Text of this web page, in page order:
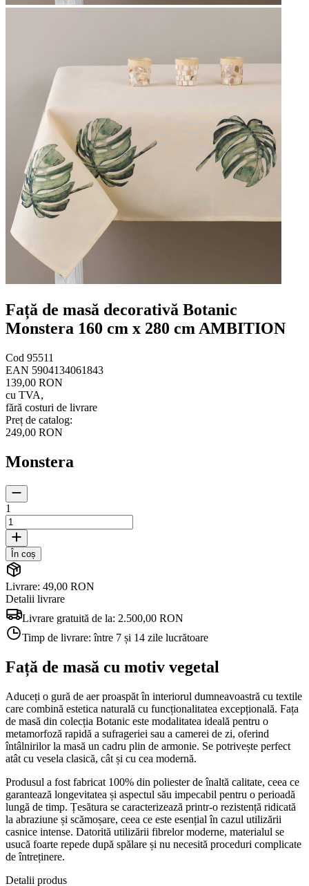
Față de masă decorativă Botanic
Monstera 160 cm x 280 cm AMBITION
Cod 95511
EAN 5904134061843
139,00 RON
cu TVA,
fără costuri de livrare
Preț de catalog:
249,00 RON
Monstera
1
În coș
Livrare: 49,00 RON
Detalii livrare
Livrare gratuită de la: 2.500,00 RON
Timp de livrare:între 7 și 14 zile lucrătoare
Față de masă cu motiv vegetal
Aduceți o gură de aer proaspăt în interiorul dumneavoastră cu textile
care combină estetica naturală cu funcționalitatea excepțională. Fața
de masă din colecția Botanic este modalitatea ideală pentru o
metamorfoză rapidă a sufrageriei sau a camerei de zi, oferind
întâlnirilor la masă un cadru plin de armonie. Se potrivește perfect
atât cu vesela clasică, cât și cu cea modernă.
Produsul a fost fabricat 100% din poliester de înaltă calitate, ceea ce
garantează longevitatea și aspectul său impecabil pentru o perioadă
lungă de timp. Țesătura se caracterizează printr-o rezistență ridicată
la abraziune și scămoșare, ceea ce este esențial în cazul utilizării
casnice intense. Datorită utilizării fibrelor moderne, materialul se
usucă foarte repede după spălare și nu necesită proceduri complicate
de întreținere.
Detalii produs